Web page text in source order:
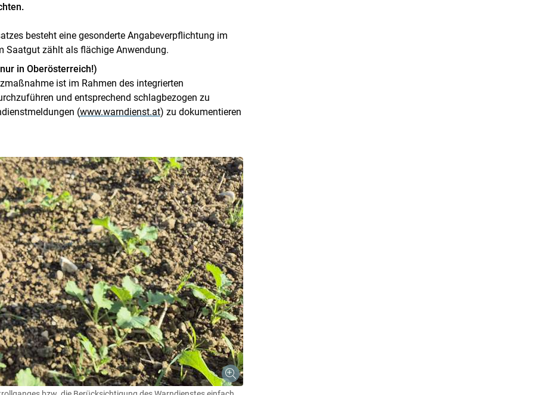
besteht eine gesonderte Angabeverpflichtung im
Saatgut zählt als flächige Anwendung.
in Oberösterreich!)
ist im Rahmen des integrierten
und entsprechend schlagbezogen zu
(www.warndienst.at​​​​​​​) zu dokumentieren